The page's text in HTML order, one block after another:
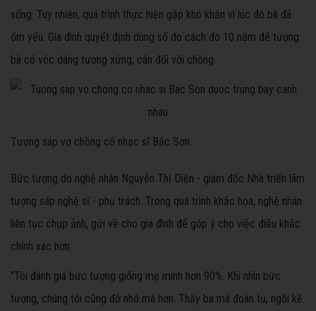
sống. Tuy nhiên, quá trình thực hiện gặp khó khăn vì lúc đó bà đã
ốm yếu. Gia đình quyết định dùng số đo cách đó 10 năm để tượng
bà có vóc dáng tương xứng, cân đối với chồng.
Tượng sáp vợ chồng cố nhạc sĩ Bắc Sơn.
Bức tượng do nghệ nhân Nguyễn Thị Diện - giám đốc Nhà triển lãm
tượng sáp nghệ sĩ - phụ trách. Trong quá trình khắc họa, nghệ nhân
liên tục chụp ảnh, gửi về cho gia đình để góp ý cho việc điêu khắc
chính xác hơn.
"Tôi đánh giá bức tượng giống mẹ mình hơn 90%. Khi nhìn bức
tượng, chúng tôi cũng đỡ nhớ má hơn. Thấy ba má đoàn tụ, ngồi kề